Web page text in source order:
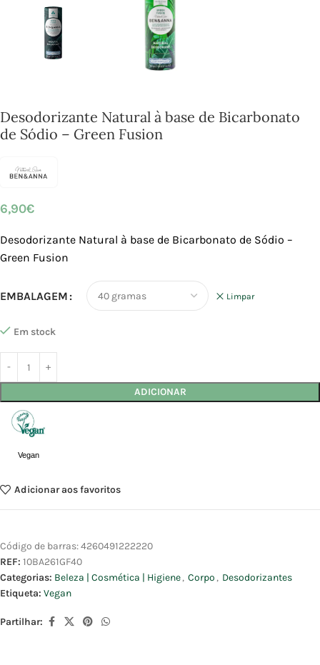
Desodorizante Natural à base de Bicarbonato
de Sódio – Green Fusion
6,90€
Desodorizante Natural à base de Bicarbonato de Sódio –
Green Fusion
EMBALAGEM Limpar
Em stock
ADICIONAR
Vegan
Adicionar aos favoritos
Código de barras:4260491222220
REF: 10BA261GF40
Categorias: Beleza | Cosmética | Higiene, Corpo , Desodorizantes
Etiqueta: Vegan
Partilhar: